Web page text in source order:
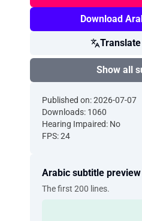
Download
Show all
Published on: 2026-07-07
Downloads: 1060
Hearing Impaired: No
FPS: 24
Arabic subtitle preview
The first 200 lines.